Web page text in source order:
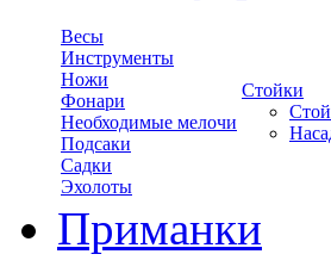
Весы
Инструменты
Ножи
Фонари
Необходимые мелочи
Подсаки
Садки
Эхолоты
Стойки
Приманки